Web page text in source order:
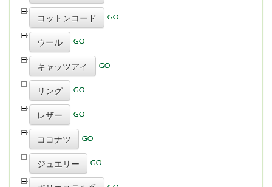
コットンコード
ウール
キャッツアイ
リング
レザー
ココナツ
ジュエリー